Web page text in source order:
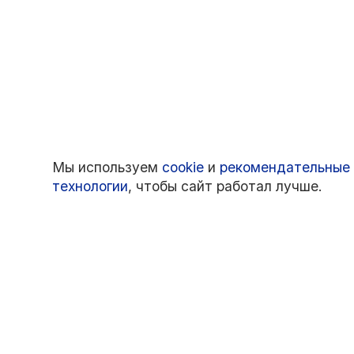
Мы используем cookie и рекомендательные
технологии, чтобы сайт работал лучше.